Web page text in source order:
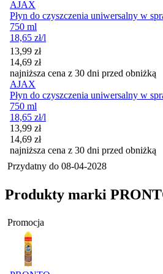
AJAX
Płyn do czyszczenia uniwersalny w
750 ml
18,65 zł/l
Cena promocyjna
13,99 zł
14,69 zł
najniższa cena z 30 dni przed obniżką
AJAX
Płyn do czyszczenia uniwersalny w
750 ml
18,65 zł/l
Cena promocyjna
13,99 zł
14,69 zł
najniższa cena z 30 dni przed obniżką
Przydatny do 08-04-2028
Produkty marki
Promocja